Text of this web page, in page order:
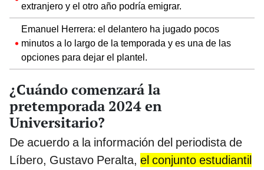
extranjero y el otro año podría emigrar.
Emanuel Herrera: el delantero ha jugado pocos
minutos a lo largo de la temporada y es una de las
opciones para dejar el plantel.
¿Cuándo comenzará la
pretemporada 2024 en
Universitario?
De acuerdo a la información del periodista de
Líbero, Gustavo Peralta, el conjunto estudiantil